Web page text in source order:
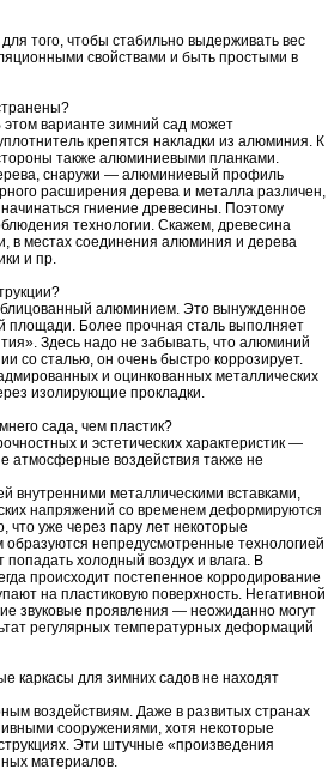
того, чтобы стабильно выдерживать вес
свойствами и быть простыми в
варианте зимний сад может
крепятся накладки из алюминия. К
также алюминиевыми планками.
снаружи — алюминиевый профиль
расширения дерева и металла различен,
гниение древесины. Поэтому
технологии. Скажем, древесина
в местах соединения алюминия и дерева
и пр.
алюминием. Это вынужденное
площади. Более прочная сталь выполняет
Здесь надо не забывать, что алюминий
со сталью, он очень быстро коррозирует.
и оцинкованных металлических
изолирующие прокладки.
сада, чем пластик?
и эстетических характеристик —
атмосферные воздействия также не
внутренними металлическими вставками,
напряжений со временем деформируются
что уже через пару лет некоторые
непредусмотренные технологией
холодный воздух и влага. В
происходит постепенное корродирование
на пластиковую поверхность. Негативной
звуковые проявления — неожиданно могут
регулярных температурных деформаций
каркасы для зимних садов не находят
воздействиям. Даже в развитых странах
сооружениями, хотя некоторые
Эти штучные «произведения
материалов.